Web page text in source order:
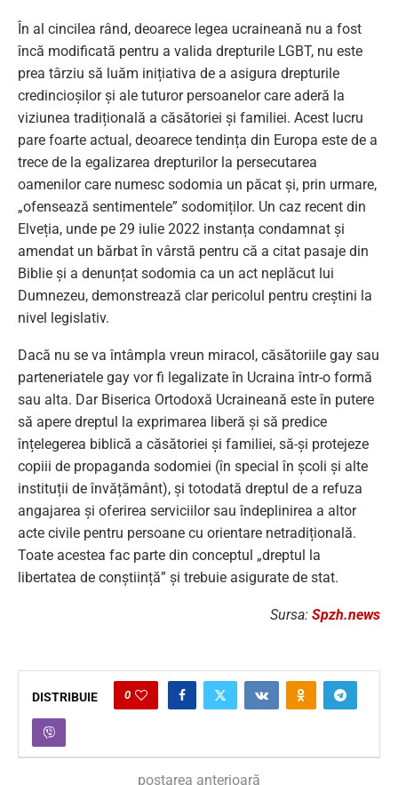
În al cincilea rând, deoarece legea ucraineană nu a fost
încă modificată pentru a valida drepturile LGBT, nu este
prea târziu să luăm inițiativa de a asigura drepturile
credincioșilor și ale tuturor persoanelor care aderă la
viziunea tradițională a căsătoriei și familiei. Acest lucru
pare foarte actual, deoarece tendința din Europa este de a
trece de la egalizarea drepturilor la persecutarea
oamenilor care numesc sodomia un păcat și, prin urmare,
„ofensează sentimentele” sodomiților. Un caz recent din
Elveția, unde pe 29 iulie 2022 instanța condamnat și
amendat un bărbat în vârstă pentru că a citat pasaje din
Biblie și a denunțat sodomia ca un act neplăcut lui
Dumnezeu, demonstrează clar pericolul pentru creștini la
nivel legislativ.
Dacă nu se va întâmpla vreun miracol, căsătoriile gay sau
parteneriatele gay vor fi legalizate în Ucraina într-o formă
sau alta. Dar Biserica Ortodoxă Ucraineană este în putere
să apere dreptul la exprimarea liberă și să predice
înțelegerea biblică a căsătoriei și familiei, să-și protejeze
copiii de propaganda sodomiei (în special în școli și alte
instituții de învățământ), și totodată dreptul de a refuza
angajarea și oferirea serviciilor sau îndeplinirea a altor
acte civile pentru persoane cu orientare netradițională.
Toate acestea fac parte din conceptul „dreptul la
libertatea de conștiință” și trebuie asigurate de stat.
Sursa: Spzh.news
DISTRIBUIE 0
postarea anterioară